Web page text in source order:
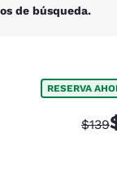
de búsqueda.
RESERVA
$139